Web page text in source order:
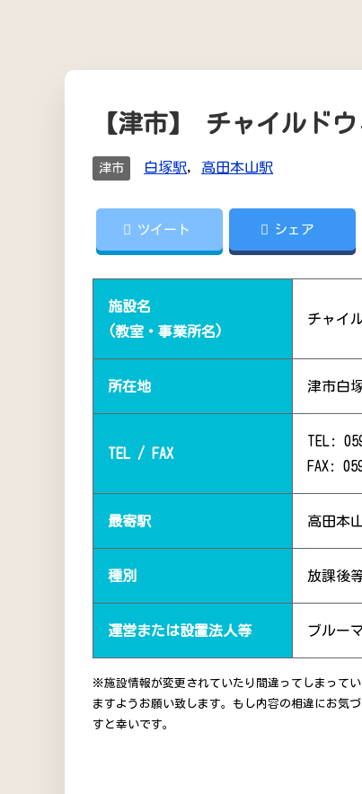
【津市】 チャイルド
津市 白塚駅, 高田本山駅
ツイート シェア
施設名
(教室・事業所名)
チャイ
所在地 津市白
TEL / FAX
TEL:
FAX:
最寄駅 高田本
種別 放課後
運営または設置法人等 ブルー
※施設情報が変更されていたり間違ってしまって
ますようお願い致します。もし内容の相違にお気
すと幸いです。